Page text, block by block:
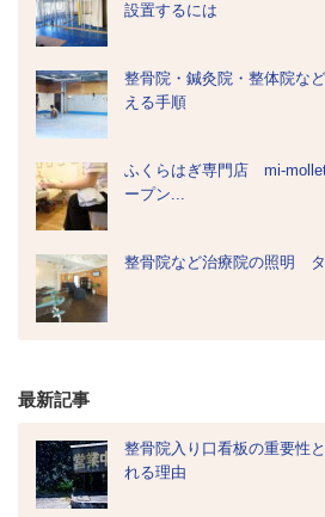
設置するには
整骨院・鍼灸院・整体院な
える手順
ふくらはぎ専門店 mi-
ープン...
整骨院など治療院の照明
最新記事
整骨院入り口看板の重要性
れる理由